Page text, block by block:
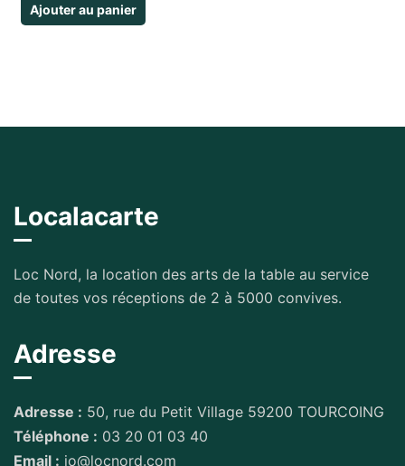
Ajouter au panier
Localacarte
Loc Nord, la location des arts de la table au service
de toutes vos réceptions de 2 à 5000 convives.
Adresse
Adresse : 50, rue du Petit Village 59200 TOURCOING
Téléphone : 03 20 01 03 40
Email : jo@locnord.com